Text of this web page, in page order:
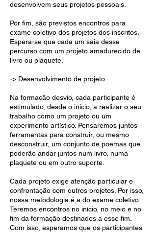
desenvolvem seus projetos pessoais.
Por fim, são previstos encontros para
exame coletivo dos projetos dos inscritos.
Espera-se que cada um saia desse
percurso com um projeto amadurecido de
livro ou plaquete.
-> Desenvolvimento de projeto
Na formação desvio, cada participante é
estimulado, desde o início, a realizar o seu
trabalho como um projeto ou um
experimento artístico. Pensaremos juntos
ferramentas para construir, ou mesmo
desconstruir, um conjunto de poemas que
poderão andar juntos num livro, numa
plaquete ou em outro suporte.
Cada projeto exige atenção particular e
confrontação com outros projetos. Por isso,
nossa metodologia é a do exame coletivo.
Teremos encontros no início, no meio e no
fim da formação destinados a esse fim.
Com isso, esperamos que os participantes